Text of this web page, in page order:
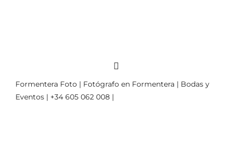
Formentera Foto | Fotógrafo en Formentera | Bodas y
Eventos | +34 605 062 008 |